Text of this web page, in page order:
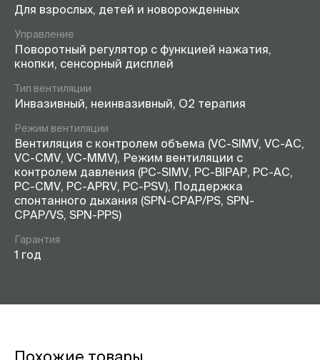
Для взрослых, детей и новорожденных
Управление
Поворотный регулятор с функцией нажатия,
кнопки, сенсорный дисплей
Тип вентиляции
Инвазивный, неинвазивный, О2 терапия
Режим вентиляции
Вентиляция с контролем объема (VC-SIMV, VC-AC,
VC-CMV, VC-MMV), Режим вентиляции с
контролем давления (PC-SIMV, PC-BIPAP, PC-АС,
PC-CMV, PC-APRV, PC-PSV), Поддержка
спонтанного дыхания (SPN-CPAP/PS, SPN-
CPAP/VS, SPN-PPS)
Гарантия
1 год